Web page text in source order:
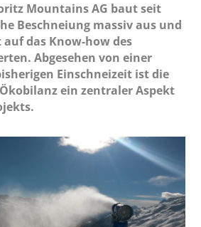
Mountains AG baut seit
Beschneiung massiv aus und
das Know-how des
Abgesehen von einer
Einschneizeit ist die
ein zentraler Aspekt